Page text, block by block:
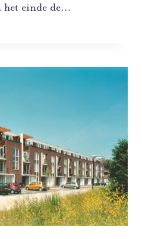
het einde de…